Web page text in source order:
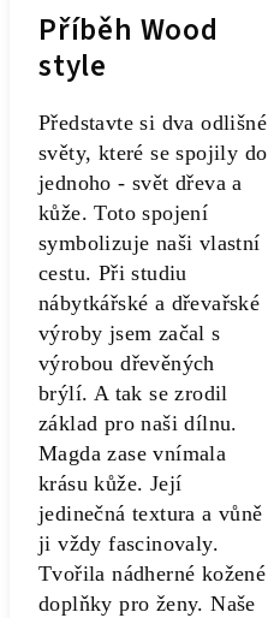
Příběh Wood
style
Představte si dva odlišné
světy, které se spojily do
jednoho - svět dřeva a
kůže. Toto spojení
symbolizuje naši vlastní
cestu. Při studiu
nábytkářské a dřevařské
výroby jsem začal s
výrobou dřevěných
brýlí. A tak se zrodil
základ pro naši dílnu.
Magda zase vnímala
krásu kůže. Její
jedinečná textura a vůně
ji vždy fascinovaly.
Tvořila nádherné kožené
doplňky pro ženy. Naše